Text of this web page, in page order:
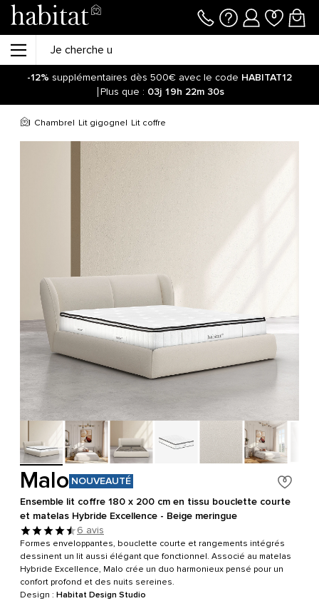
-12% supplémentaires dès 500€ avec le code HABITAT12
Plus que : 03j 19h 22m 30s
Chambre Lit gigogne Lit coffre
Malo NOUVEAUTÉ
Ensemble lit coffre 180 x 200 cm en tissu bouclette courte
et matelas Hybride Excellence - Beige meringue
6 avis
Formes enveloppantes, bouclette courte et rangements intégrés
dessinent un lit aussi élégant que fonctionnel. Associé au matelas
Hybride Excellence, Malo crée un duo harmonieux pensé pour un
confort profond et des nuits sereines.
Design : Habitat Design Studio